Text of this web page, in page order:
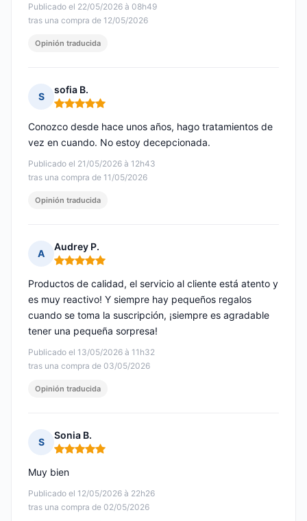
Publicado el 22/05/2026 à 08h49
tras una compra de 12/05/2026
Opinión traducida
S
sofia B.
Nota: 5 de 5
Publicado el 21/05/2026 à 12h43
tras una compra de 11/05/2026
Conozco desde hace unos años, hago tratamientos de
vez en cuando. No estoy decepcionada.
Opinión traducida
A
Audrey P.
Nota: 5 de 5
Publicado el 13/05/2026 à 11h32
tras una compra de 03/05/2026
Productos de calidad, el servicio al cliente está atento y
es muy reactivo! Y siempre hay pequeños regalos
cuando se toma la suscripción, ¡siempre es agradable
tener una pequeña sorpresa!
Opinión traducida
S
Sonia B.
Nota: 5 de 5
Publicado el 12/05/2026 à 22h26
tras una compra de 02/05/2026
Muy bien